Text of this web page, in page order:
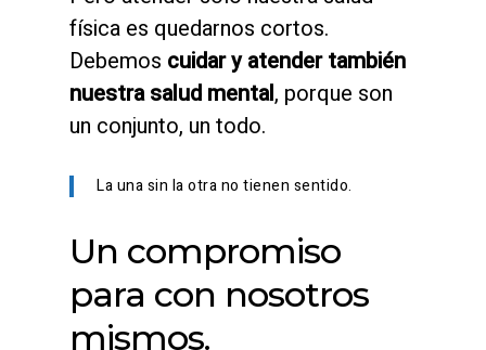
física es quedarnos cortos.
Debemos cuidar y atender también
nuestra salud mental, porque son
un conjunto, un todo.
La una sin la otra no tienen sentido.
Un compromiso
para con nosotros
mismos.